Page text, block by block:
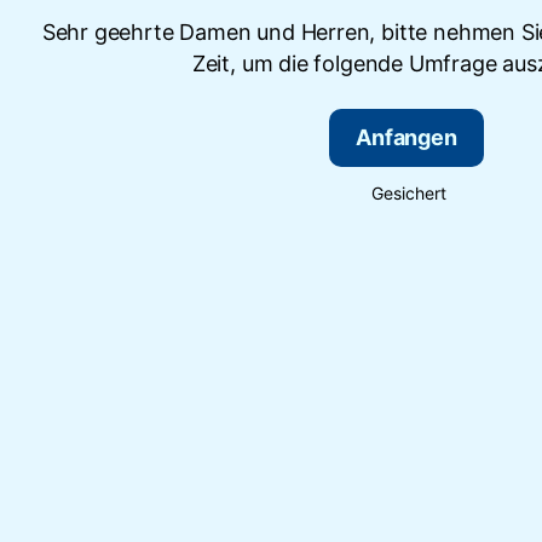
Sehr geehrte Damen und Herren, bitte nehmen
Zeit, um die folgende Umfrage
Anfangen
Gesichert